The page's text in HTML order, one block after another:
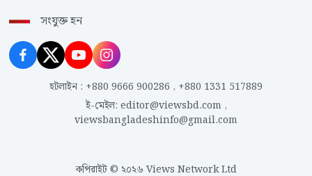
সংযুক্ত হন
হটলাইন : +880 9666 900286 , +880 1331 517889
ই-মেইল: editor@viewsbd.com,
viewsbangladeshinfo@gmail.com
কপিরাইট © ২০২৬ Views Network Ltd